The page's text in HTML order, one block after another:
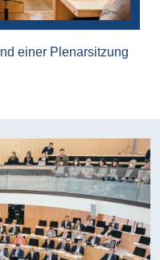
einer Plenarsitzung